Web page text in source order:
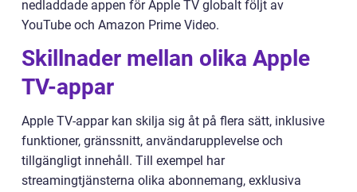
nedladdade appen för Apple TV globalt följt av
YouTube och Amazon Prime Video.
Skillnader mellan olika Apple
TV-appar
Apple TV-appar kan skilja sig åt på flera sätt, inklusive
funktioner, gränssnitt, användarupplevelse och
tillgängligt innehåll. Till exempel har
streamingtjänsterna olika abonnemang, exklusiva